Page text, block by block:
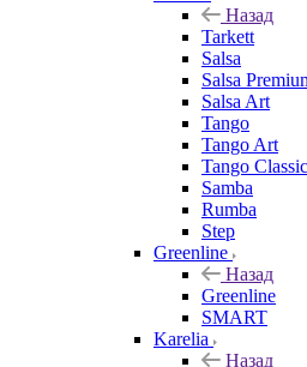
Назад
Tarkett
Salsa
Salsa
Salsa Art
Tango
Tango Art
Tango Classic
Samba
Rumba
Step
Greenline
Назад
Greenline
SMART
Karelia
Назад